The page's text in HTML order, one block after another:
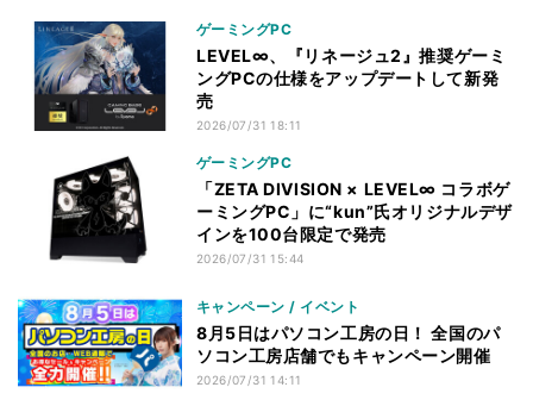
ゲーミングPC
LEVEL∞、『リネージュ2』推奨ゲーミ
ングPCの仕様をアップデートして新発
売
2026/07/31 18:11
ゲーミングPC
「ZETA DIVISION × LEVEL∞ コラボゲ
ーミングPC」に“kun”氏オリジナルデザ
インを100台限定で発売
2026/07/31 15:44
キャンペーン / イベント
8月5日はパソコン工房の日！ 全国のパ
ソコン工房店舗でもキャンペーン開催
2026/07/31 14:11